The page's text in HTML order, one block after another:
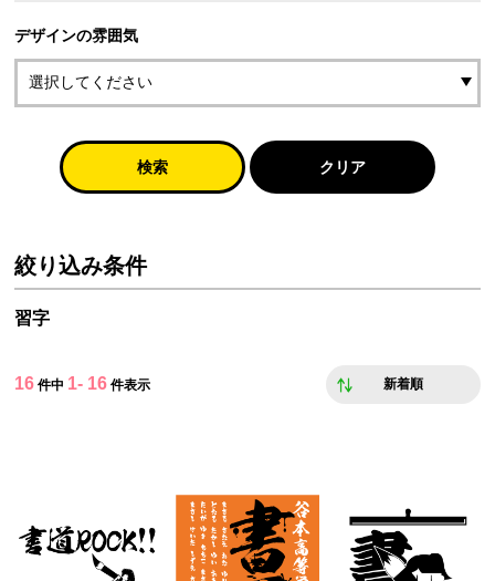
デザインの雰囲気
検索 クリア
絞り込み条件
習字
16 件中 1- 16 件表示 新着順